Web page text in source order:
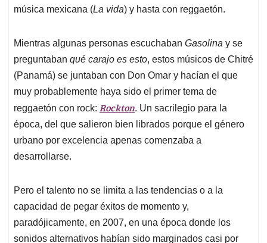
música mexicana (La vida) y hasta con reggaetón.
Mientras algunas personas escuchaban Gasolina y se
preguntaban qué carajo es esto, estos músicos de Chitré
(Panamá) se juntaban con Don Omar y hacían el que
muy probablemente haya sido el primer tema de
reggaetón con rock: Rockton. Un sacrilegio para la
época, del que salieron bien librados porque el género
urbano por excelencia apenas comenzaba a
desarrollarse.
Pero el talento no se limita a las tendencias o a la
capacidad de pegar éxitos de momento y,
paradójicamente, en 2007, en una época donde los
sonidos alternativos habían sido marginados casi por